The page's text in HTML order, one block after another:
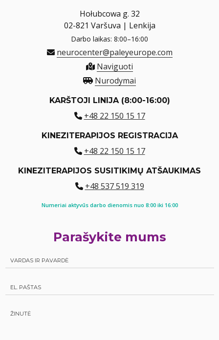
Hołubcowa g. 32
02-821 Varšuva | Lenkija
Darbo laikas: 8:00–16:00
neurocenter@paleyeurope.com
Naviguoti
Nurodymai
KARŠTOJI LINIJA (8:00-16:00)
+48 22 150 15 17
KINEZITERAPIJOS REGISTRACIJA
+48 22 150 15 17
KINEZITERAPIJOS SUSITIKIMŲ ATŠAUKIMAS
+48 537 519 319
Numeriai aktyvūs darbo dienomis nuo 8:00 iki 16:00
Parašykite mums